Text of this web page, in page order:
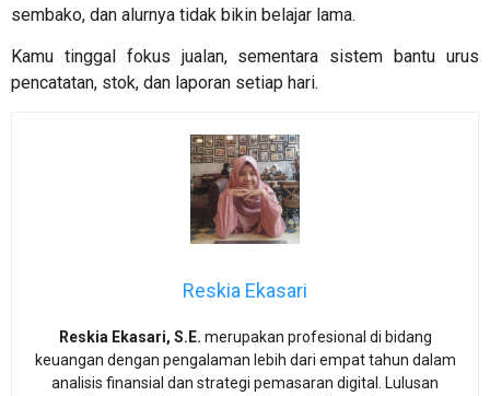
sembako, dan alurnya tidak bikin belajar lama.
Kamu tinggal fokus jualan, sementara sistem bantu urus
pencatatan, stok, dan laporan setiap hari.
Reskia Ekasari
Reskia Ekasari, S.E. merupakan profesional di bidang
keuangan dengan pengalaman lebih dari empat tahun dalam
analisis finansial dan strategi pemasaran digital. Lulusan